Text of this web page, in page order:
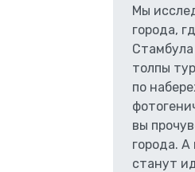
Мы
города,
толпы
по
вы
города.
станут